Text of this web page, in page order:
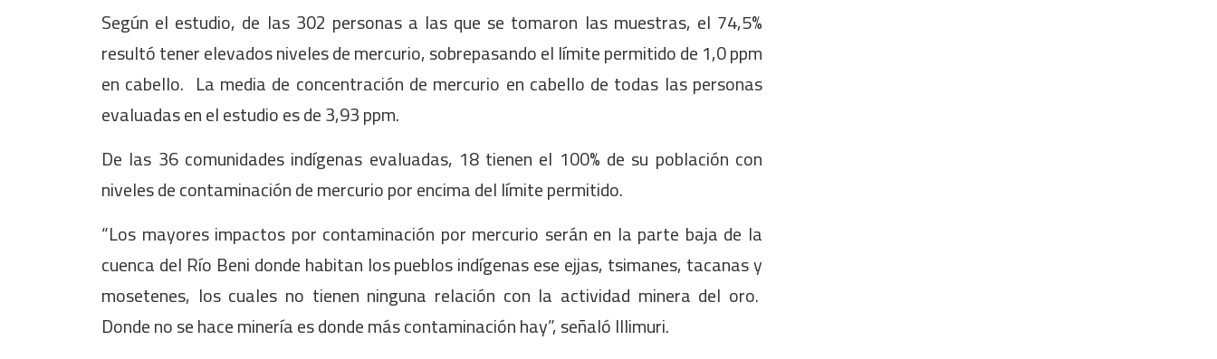
Según el estudio, de las 302 personas a las que se tomaron las muestras, el 74,5%
resultó tener elevados niveles de mercurio, sobrepasando el límite permitido de 1,0 ppm
en cabello. La media de concentración de mercurio en cabello de todas las personas
evaluadas en el estudio es de 3,93 ppm.
De las 36 comunidades indígenas evaluadas, 18 tienen el 100% de su población con
niveles de contaminación de mercurio por encima del límite permitido.
“Los mayores impactos por contaminación por mercurio serán en la parte baja de la
cuenca del Río Beni donde habitan los pueblos indígenas ese ejjas, tsimanes, tacanas y
mosetenes, los cuales no tienen ninguna relación con la actividad minera del oro.
Donde no se hace minería es donde más contaminación hay”, señaló Illimuri.